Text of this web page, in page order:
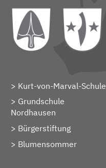
Kurt-von-Marval-Schule
Grundschule
Nordhausen
Bürgerstiftung
Blumensommer